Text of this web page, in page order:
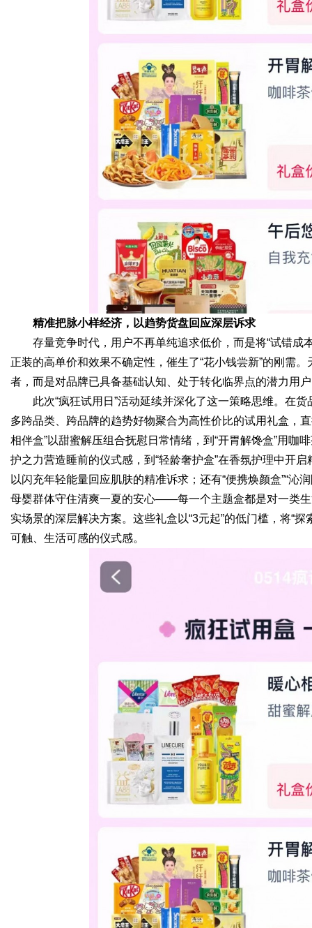
精准把脉小样经济，以趋势货盘回应深层诉求
存量竞争时代，用户不再单纯追求低价，而是将“试错成
正装的高单价和效果不确定性，催生了“花小钱尝新”的刚需
者，而是对品牌已具备基础认知、处于转化临界点的潜力用
此次“疯狂试用日”活动延续并深化了这一策略思维。在
多跨品类、跨品牌的趋势好物聚合为高性价比的试用礼盒，
相伴盒”以甜蜜解压组合抚慰日常情绪，到“开胃解馋盒”用咖
护之力营造睡前的仪式感，到“轻龄奢护盒”在香氛护理中开启
以闪充年轻能量回应肌肤的精准诉求；还有“便携焕颜盒”“沁
母婴群体守住清爽一夏的安心——每一个主题盒都是对一类
实场景的深层解决方案。这些礼盒以“3元起”的低门槛，将“
可触、生活可感的仪式感。